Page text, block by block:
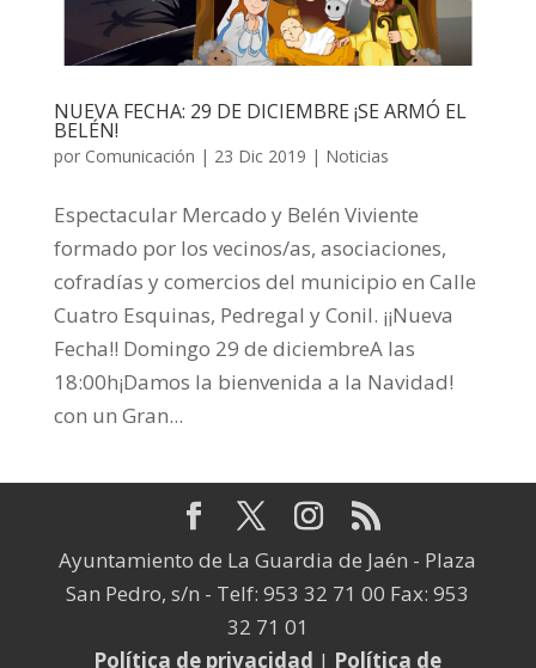
NUEVA FECHA: 29 DE DICIEMBRE ¡SE ARMÓ EL
BELÉN!
por Comunicación | 23 Dic 2019 | Noticias
Espectacular Mercado y Belén Viviente
formado por los vecinos/as, asociaciones,
cofradías y comercios del municipio en Calle
Cuatro Esquinas, Pedregal y Conil. ¡¡Nueva
Fecha!! Domingo 29 de diciembreA las
18:00h¡Damos la bienvenida a la Navidad!
con un Gran...
Ayuntamiento de La Guardia de Jaén - Plaza
San Pedro, s/n - Telf: 953 32 71 00 Fax: 953
32 71 01
Política de privacidad | Política de